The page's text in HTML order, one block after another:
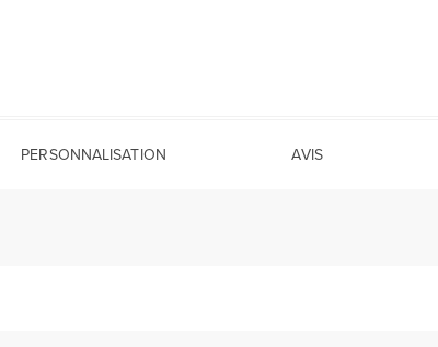
PERSONNALISATION AVIS